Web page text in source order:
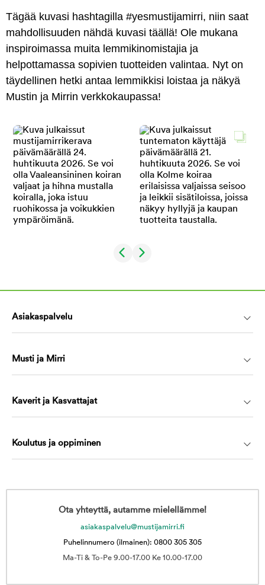
Tägää kuvasi hashtagilla #yesmustijamirri, niin saat
mahdollisuuden nähdä kuvasi täällä! Ole mukana
inspiroimassa muita lemmikinomistajia ja
helpottamassa sopivien tuotteiden valintaa. Nyt on
täydellinen hetki antaa lemmikkisi loistaa ja näkyä
Mustin ja Mirrin verkkokaupassa!
Asiakaspalvelu
Musti ja Mirri
Kaverit ja Kasvattajat
Koulutus ja oppiminen
Ota yhteyttä, autamme mielellämme!
asiakaspalvelu@mustijamirri.fi
Puhelinnumero (ilmainen): 0800 305 305
Ma-Ti & To-Pe 9.00-17.00 Ke 10.00-17.00